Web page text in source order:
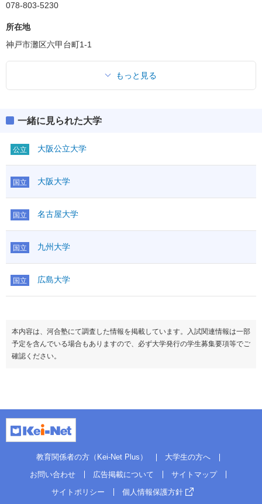
078-803-5230
所在地
神戸市灘区六甲台町1-1
もっと見る
一緒に見られた大学
公立 大阪公立大学
国立 大阪大学
国立 名古屋大学
国立 九州大学
国立 広島大学
本内容は、河合塾にて調査した情報を掲載しています。入試関連情報は一部
予定を含んでいる場合もありますので、必ず大学発行の学生募集要項等でご
確認ください。
教育関係者の方（Kei-Net Plus）
大学生の方へ
お問い合わせ
広告掲載について
サイトマップ
サイトポリシー
個人情報保護方針